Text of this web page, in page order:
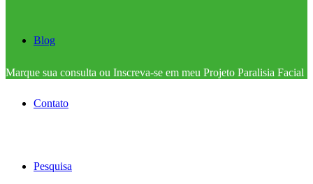
Blog
Contato
Pesquisa
Marque sua consulta ou Inscreva-se em meu Projeto Paralisia Facial